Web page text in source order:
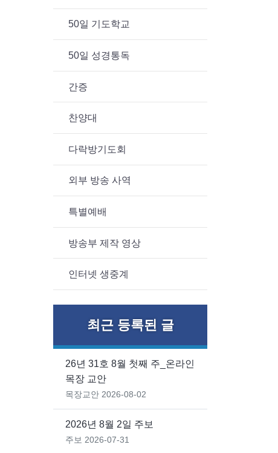
50일 기도학교
50일 성경통독
간증
찬양대
다락방기도회
외부 방송 사역
특별예배
방송부 제작 영상
인터넷 생중계
최근 등록된 글
26년 31호 8월 첫째 주_온라인
목장 교안
목장교안 2026-08-02
2026년 8월 2일 주보
주보 2026-07-31